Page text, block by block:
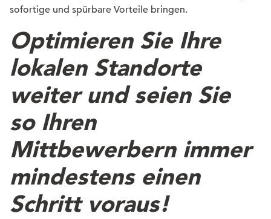
sofortige und spürbare Vorteile bringen.
Optimieren Sie Ihre
lokalen Standorte
weiter und seien Sie
so Ihren
Mittbewerbern immer
mindestens einen
Schritt voraus!